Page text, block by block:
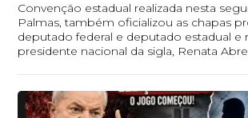
Convenção estadual realizada nesta
Palmas, também oficializou as chapas
deputado federal e deputado estadual e
presidente nacional da sigla, Renata